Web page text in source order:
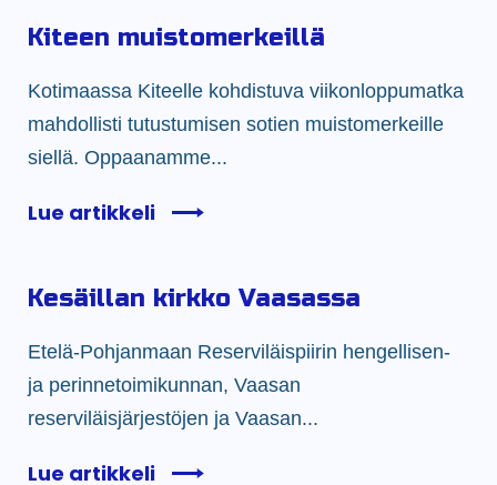
Kiteen muistomerkeillä
Kotimaassa Kiteelle kohdistuva viikonloppumatka
mahdollisti tutustumisen sotien muistomerkeille
siellä. Oppaanamme...
Lue artikkeli
Kesäillan kirkko Vaasassa
Etelä-Pohjanmaan Reserviläispiirin hengellisen-
ja perinnetoimikunnan, Vaasan
reserviläisjärjestöjen ja Vaasan...
Lue artikkeli